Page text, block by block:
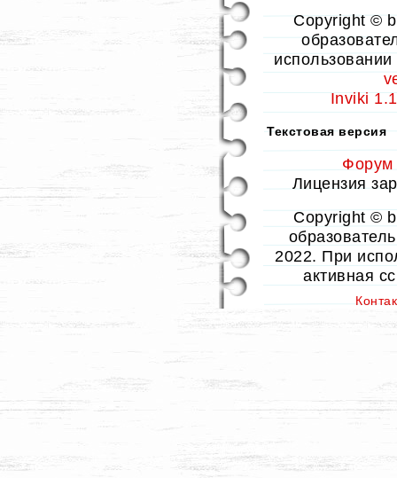
Copyright ©
Inviki
Текстовая версия
Форум
Лицензия
Copyright ©
2022. При
активная